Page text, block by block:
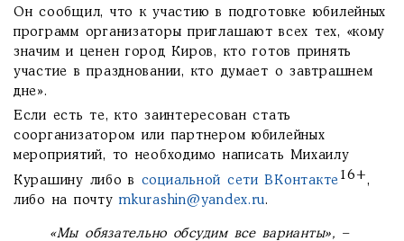
Он сообщил, что к участию в подготовке юбилейных
программ организаторы приглашают всех тех, «кому
значим и ценен город Киров, кто готов принять
участие в праздновании, кто думает о завтрашнем
дне».
Если есть те, кто заинтересован стать
соорганизатором или партнером юбилейных
мероприятий, то необходимо написать Михаилу
Курашину либо в социальной сети ВКонтакте 16+,
либо на почтуmkurashin@yandex.ru.
«Мы обязательно обсудим все варианты»,
–